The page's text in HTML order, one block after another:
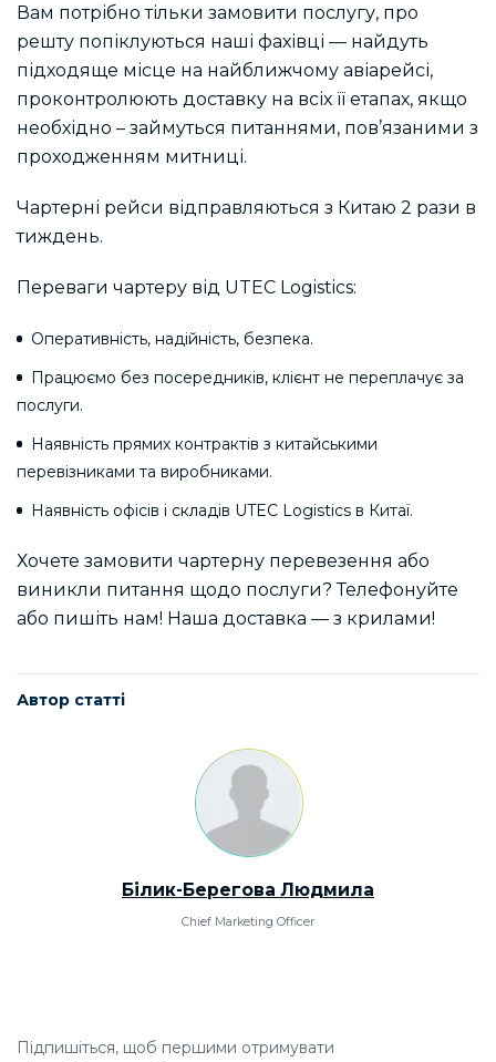
Вам потрібно тільки замовити послугу, про
решту попіклуються наші фахівці — найдуть
підходяще місце на найближчому авіарейсі,
проконтролюють доставку на всіх її етапах, якщо
необхідно – займуться питаннями, пов’язаними з
проходженням митниці.
Чартерні рейси відправляються з Китаю 2 рази в
тиждень.
Переваги чартеру від UTEC Logistics:
Оперативність, надійність, безпека.
Працюємо без посередників, клієнт не переплачує за
послуги.
Наявність прямих контрактів з китайськими
перевізниками та виробниками.
Наявність офісів і складів UTEC Logistics в Китаї.
Хочете замовити чартерну перевезення або
виникли питання щодо послуги? Телефонуйте
або пишіть нам! Наша доставка — з крилами!
Автор статті
Білик-Берегова Людмила
Chief Marketing Officer
Підпишіться, щоб першими отримувати